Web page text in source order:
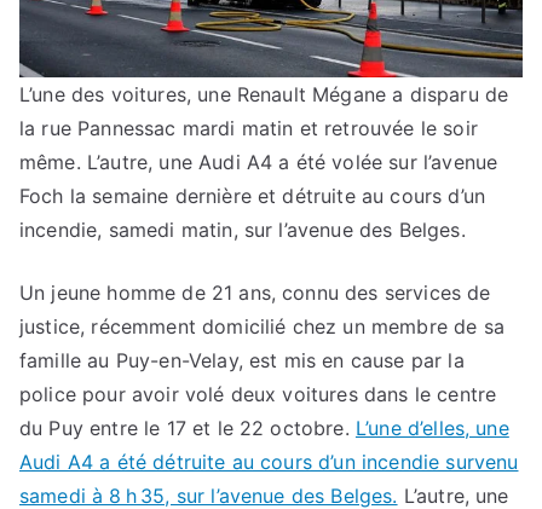
L’une des voitures, une Renault Mégane a disparu de
la rue Pannessac mardi matin et retrouvée le soir
même. L’autre, une Audi A4 a été volée sur l’avenue
Foch la semaine dernière et détruite au cours d’un
incendie, samedi matin, sur l’avenue des Belges.
Un jeune homme de 21 ans, connu des services de
justice, récemment domicilié chez un membre de sa
famille au Puy-en-Velay, est mis en cause par la
police pour avoir volé deux voitures dans le centre
du Puy entre le 17 et le 22 octobre. L’une d’elles, une
Audi A4 a été détruite au cours d’un incendie survenu
samedi à 8 h 35, sur l’avenue des Belges. L’autre, une